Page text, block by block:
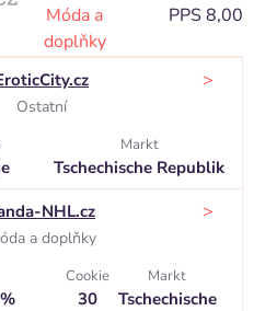
Móda a
doplňky
PPS 8,00 %
Ostatní
>
Markt
Tschechische Republik
NHL.cz
a doplňky
>
Cookie
30
Markt
Tschechische